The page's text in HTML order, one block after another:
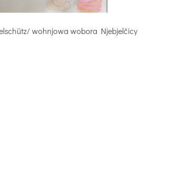
wohnjowa wobora Njebjelčicy